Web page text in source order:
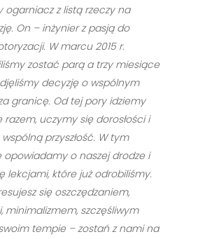
ogarniacz z listą rzeczy na
On – inżynier z pasją do
W marcu 2015 r.
zostać parą a trzy miesiące
decyzję o wspólnym
granicę. Od tej pory idziemy
razem, uczymy się dorosłości i
przyszłość. W tym
o naszej drodze i
lekcjami, które już odrobiliśmy.
się oszczędzaniem,
minimalizmem, szczęśliwym
tempie – zostań z nami na